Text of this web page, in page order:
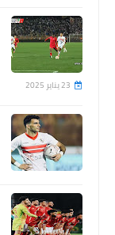
23 يناير 2025